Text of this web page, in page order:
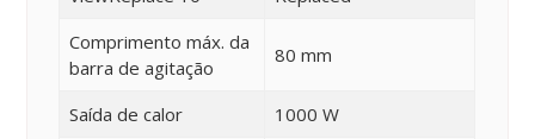
Comprimento máx. da
barra de agitação
80 mm
Saída de calor
1000 W